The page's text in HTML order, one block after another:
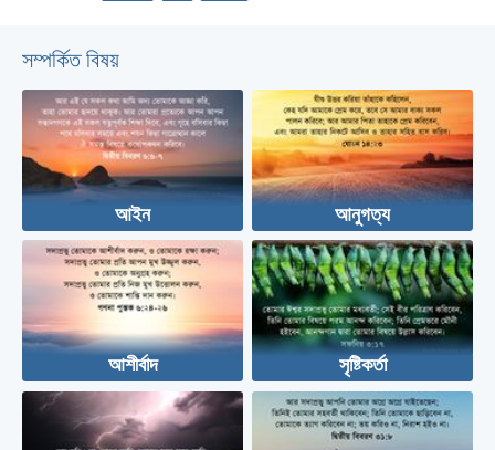
সম্পর্কিত বিষয়
আইন আনুগত্য
আশীর্বাদ সৃষ্টিকর্তা